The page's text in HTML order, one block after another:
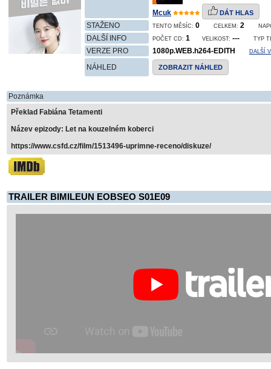
Mcuk DÁT HLAS
STAŽENO TENTO MĚSÍC: 0 CELKEM: 2
DALŠÍ INFO POČET CD: 1 VELIKOST: --- TYP
VERZE PRO 1080p.WEB.h264-EDITH DALŠÍ
NÁHLED ZOBRAZIT NÁHLED
Poznámka
Překlad Fabiána Tetamenti
Název epizody: Let na kouzelném koberci
https://www.csfd.cz/film/1513496-uprimne-receno/diskuze/
TRAILER BIMILEUN EOBSEO S01E09